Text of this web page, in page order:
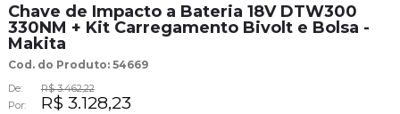
Chave de Impacto a Bateria 18V DTW300
330NM + Kit Carregamento Bivolt e Bolsa -
Makita
Cod. do Produto: 54669
De:
R$ 3.462,22
Por:
R$ 3.128,23